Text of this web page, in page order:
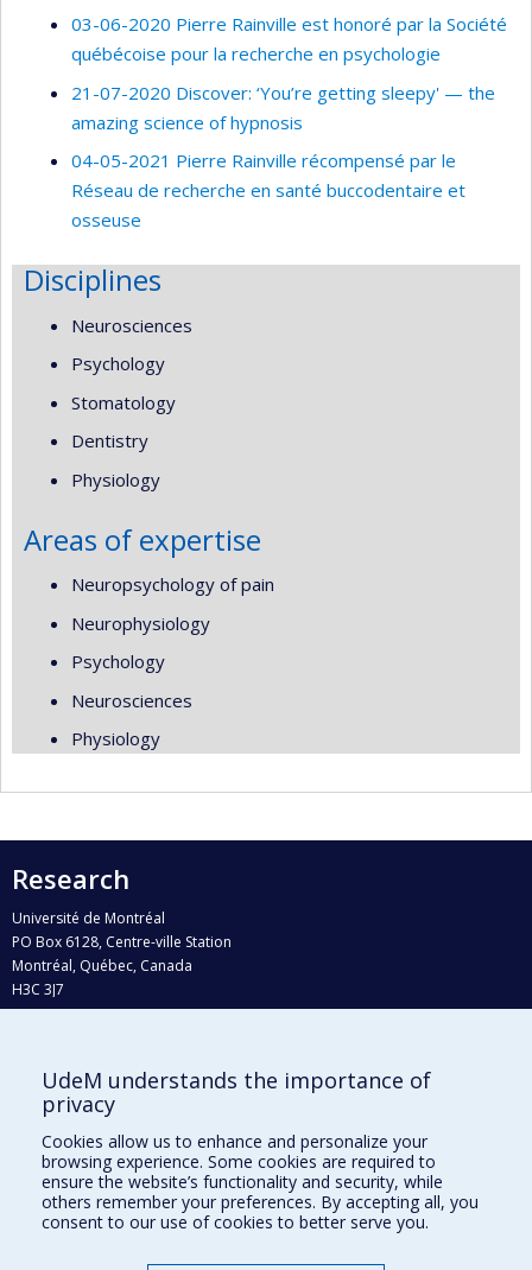
03-06-2020 Pierre Rainville est honoré par la Société
québécoise pour la recherche en psychologie
21-07-2020 Discover: ‘You’re getting sleepy' — the
amazing science of hypnosis
04-05-2021 Pierre Rainville récompensé par le
Réseau de recherche en santé buccodentaire et
osseuse
Disciplines
Neurosciences
Psychology
Stomatology
Dentistry
Physiology
Areas of expertise
Neuropsychology of pain
Neurophysiology
Psychology
Neurosciences
Physiology
Research
Université de Montréal
PO Box 6128, Centre-ville Station
Montréal, Québec, Canada
H3C 3J7
Who does what?
Find us
Site map
Accessibility
UdeM understands the importance of
privacy
Cookies allow us to enhance and personalize your
browsing experience. Some cookies are required to
ensure the website’s functionality and security, while
others remember your preferences. By accepting all, you
consent to our use of cookies to better serve you.